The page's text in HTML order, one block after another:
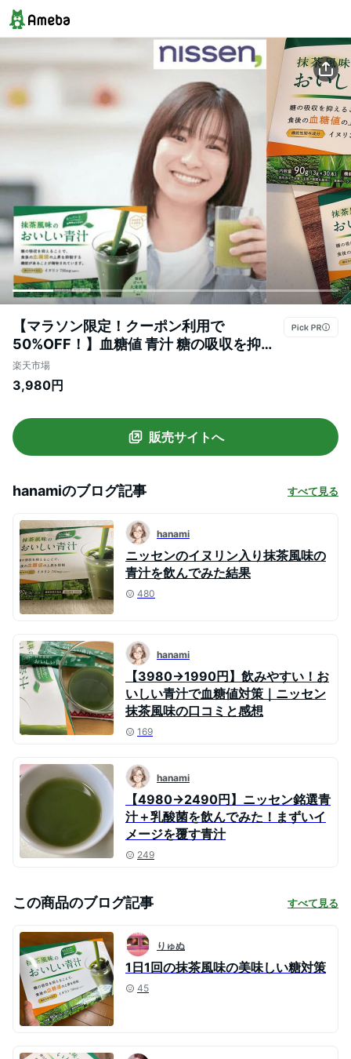
【マラソン限定！クーポン利用で
50%OFF！】血糖値 青汁 糖の吸収を抑え
る 対策 サプリ 機能性表示食品 野菜ジュー
ス 30本 国産 大麦若葉 イヌリン 食後の血
ット ドリンク 粉末 溶けやすい 抹茶 飲みや
すい ニッセン
楽天市場
3,980円
販売サイトへ
hanamiのブログ記事 すべて見る
hanami
ニッセンのイヌリン入り抹茶風味の
青汁を飲んでみた結果
480
hanami
【3980→1990円】飲みやすい！お
いしい青汁で血糖値対策｜ニッセン
抹茶風味の口コミと感想
169
hanami
【4980→2490円】ニッセン銘選青
汁＋乳酸菌を飲んでみた！まずいイ
メージを覆す青汁
249
この商品のブログ記事 すべて見る
りゅぬ
1日1回の抹茶風味の美味しい糖対策
45